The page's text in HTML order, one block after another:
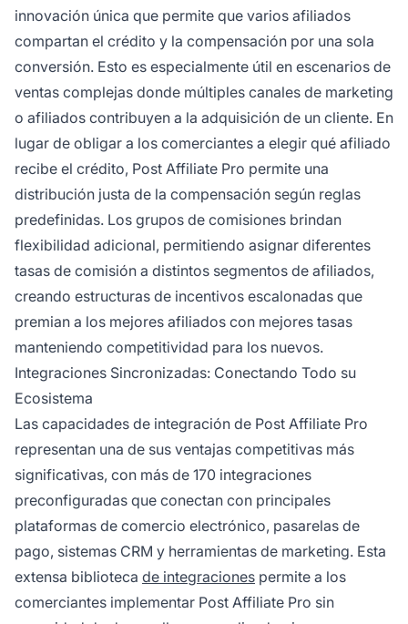
innovación única que permite que varios afiliados
compartan el crédito y la compensación por una sola
conversión. Esto es especialmente útil en escenarios de
ventas complejas donde múltiples canales de marketing
o afiliados contribuyen a la adquisición de un cliente. En
lugar de obligar a los comerciantes a elegir qué afiliado
recibe el crédito, Post Affiliate Pro permite una
distribución justa de la compensación según reglas
predefinidas. Los grupos de comisiones brindan
flexibilidad adicional, permitiendo asignar diferentes
tasas de comisión a distintos segmentos de afiliados,
creando estructuras de incentivos escalonadas que
premian a los mejores afiliados con mejores tasas
manteniendo competitividad para los nuevos.
Integraciones Sincronizadas: Conectando Todo su
Ecosistema
Las capacidades de integración de Post Affiliate Pro
representan una de sus ventajas competitivas más
significativas, con más de 170 integraciones
preconfiguradas que conectan con principales
plataformas de comercio electrónico, pasarelas de
pago, sistemas CRM y herramientas de marketing. Esta
extensa biblioteca de integraciones permite a los
comerciantes implementar Post Affiliate Pro sin